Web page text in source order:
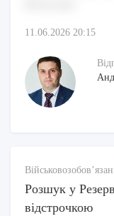
11.06.2026 20:15
Розшук у
відстрочкою